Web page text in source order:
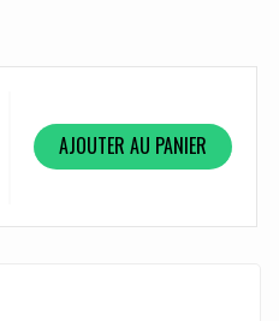
AJOUTER AU PANIER